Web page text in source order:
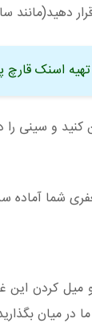
اسنک قارچ
کنید و سینی
شما آماده
میل کردن این
ما در میان